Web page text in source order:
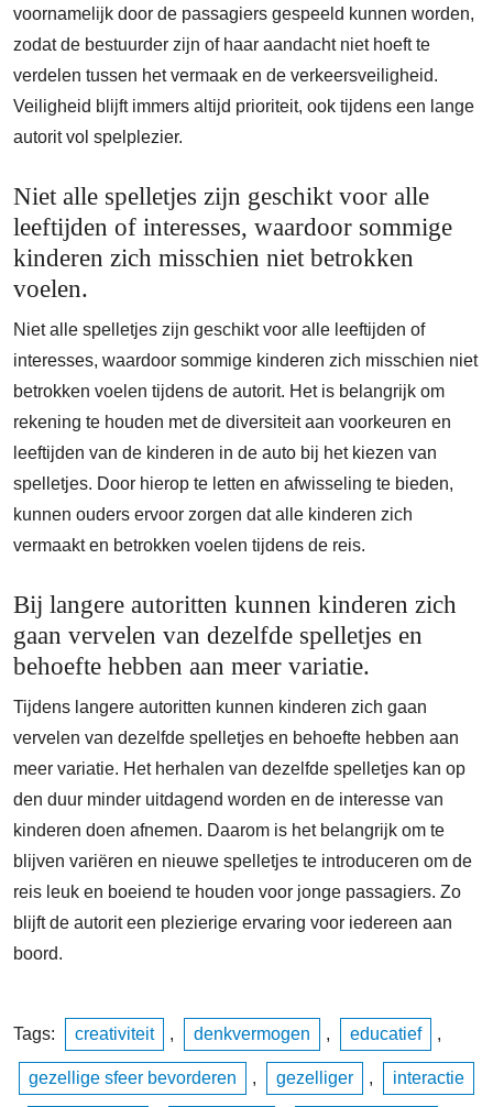
voornamelijk door de passagiers gespeeld kunnen worden,
zodat de bestuurder zijn of haar aandacht niet hoeft te
verdelen tussen het vermaak en de verkeersveiligheid.
Veiligheid blijft immers altijd prioriteit, ook tijdens een lange
autorit vol spelplezier.
Niet alle spelletjes zijn geschikt voor alle
leeftijden of interesses, waardoor sommige
kinderen zich misschien niet betrokken
voelen.
Niet alle spelletjes zijn geschikt voor alle leeftijden of
interesses, waardoor sommige kinderen zich misschien niet
betrokken voelen tijdens de autorit. Het is belangrijk om
rekening te houden met de diversiteit aan voorkeuren en
leeftijden van de kinderen in de auto bij het kiezen van
spelletjes. Door hierop te letten en afwisseling te bieden,
kunnen ouders ervoor zorgen dat alle kinderen zich
vermaakt en betrokken voelen tijdens de reis.
Bij langere autoritten kunnen kinderen zich
gaan vervelen van dezelfde spelletjes en
behoefte hebben aan meer variatie.
Tijdens langere autoritten kunnen kinderen zich gaan
vervelen van dezelfde spelletjes en behoefte hebben aan
meer variatie. Het herhalen van dezelfde spelletjes kan op
den duur minder uitdagend worden en de interesse van
kinderen doen afnemen. Daarom is het belangrijk om te
blijven variëren en nieuwe spelletjes te introduceren om de
reis leuk en boeiend te houden voor jonge passagiers. Zo
blijft de autorit een plezierige ervaring voor iedereen aan
boord.
Tags: creativiteit , denkvermogen , educatief ,
gezellige sfeer bevorderen , gezelliger , interactie